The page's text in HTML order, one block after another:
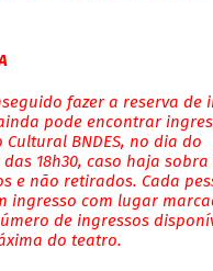
fazer a reserva de
pode encontrar
Cultural BNDES, no dia do
18h30, caso haja
e não retirados. Cada
ingresso com lugar
de ingressos
do teatro.